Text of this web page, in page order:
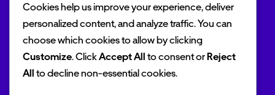
Voitures
Marques
Actualités
Cookies help us improve your experience, deliver
personalized content, and analyze traffic. You can
choose which cookies to allow by clicking
Customize. ClickAccept All to consent orReject
All to decline non-essential cookies.